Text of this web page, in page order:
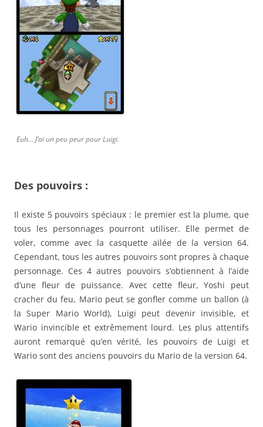
Euh… J’ai un peu peur pour Luigi.
Des pouvoirs :
Il existe 5 pouvoirs spéciaux : le premier est la plume, que
tous les personnages pourront utiliser. Elle permet de
voler, comme avec la casquette ailée de la version 64.
Cependant, tous les autres pouvoirs sont propres à chaque
personnage. Ces 4 autres pouvoirs s’obtiennent à l’aide
d’une fleur de puissance. Avec cette fleur, Yoshi peut
cracher du feu, Mario peut se gonfler comme un ballon (à
la Super Mario World), Luigi peut devenir invisible, et
Wario invincible et extrêmement lourd. Les plus attentifs
auront remarqué qu’en vérité, les pouvoirs de Luigi et
Wario sont des anciens pouvoirs du Mario de la version 64.